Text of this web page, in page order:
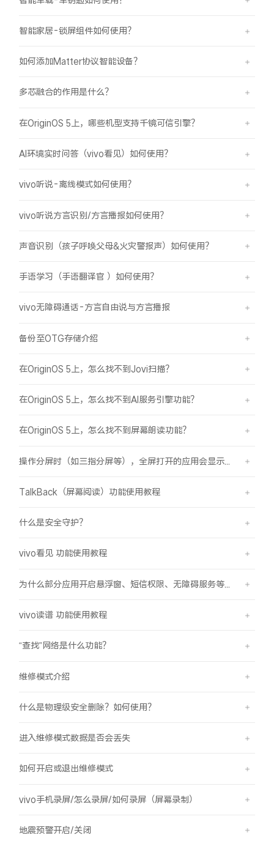
智能家居-锁屏组件如何使用？
如何添加Matter协议智能设备？
多芯融合的作用是什么？
在OriginOS 5上，哪些机型支持千镜可信引擎？
AI环境实时问答（vivo看见）如何使用？
vivo听说-离线模式如何使用？
vivo听说方言识别/方言播报如何使用？
声音识别（孩子呼唤父母&火灾警报声）如何使用？
手语学习（手语翻译官 ）如何使用？
vivo无障碍通话-方言自由说与方言播报
备份至OTG存储介绍
在OriginOS 5上，怎么找不到Jovi扫描？
在OriginOS 5上，怎么找不到AI服务引擎功能？
在OriginOS 5上，怎么找不到屏幕朗读功能？
TalkBack（屏幕阅读）功能使用教程
什么是安全守护？
vivo看见 功能使用教程
vivo读谱 功能使用教程
“查找”网络是什么功能？
维修模式介绍
什么是物理级安全删除？如何使用？
进入维修模式数据是否会丢失
如何开启或退出维修模式
vivo手机录屏/怎么录屏/如何录屏（屏幕录制）
地震预警开启/关闭